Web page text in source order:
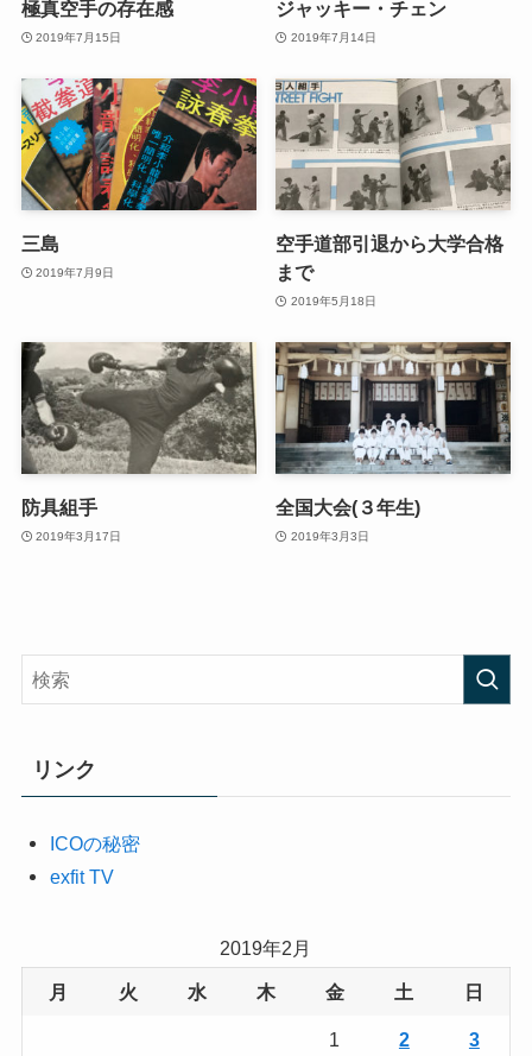
極真空手の存在感
2019年7月15日
ジャッキー・チェン
2019年7月14日
三島
2019年7月9日
空手道部引退から大学合格
まで
2019年5月18日
防具組手
2019年3月17日
全国大会(３年生)
2019年3月3日
リンク
ICOの秘密
exfit TV
2019年2月
月 火 水 木 金 土 日
1 2 3